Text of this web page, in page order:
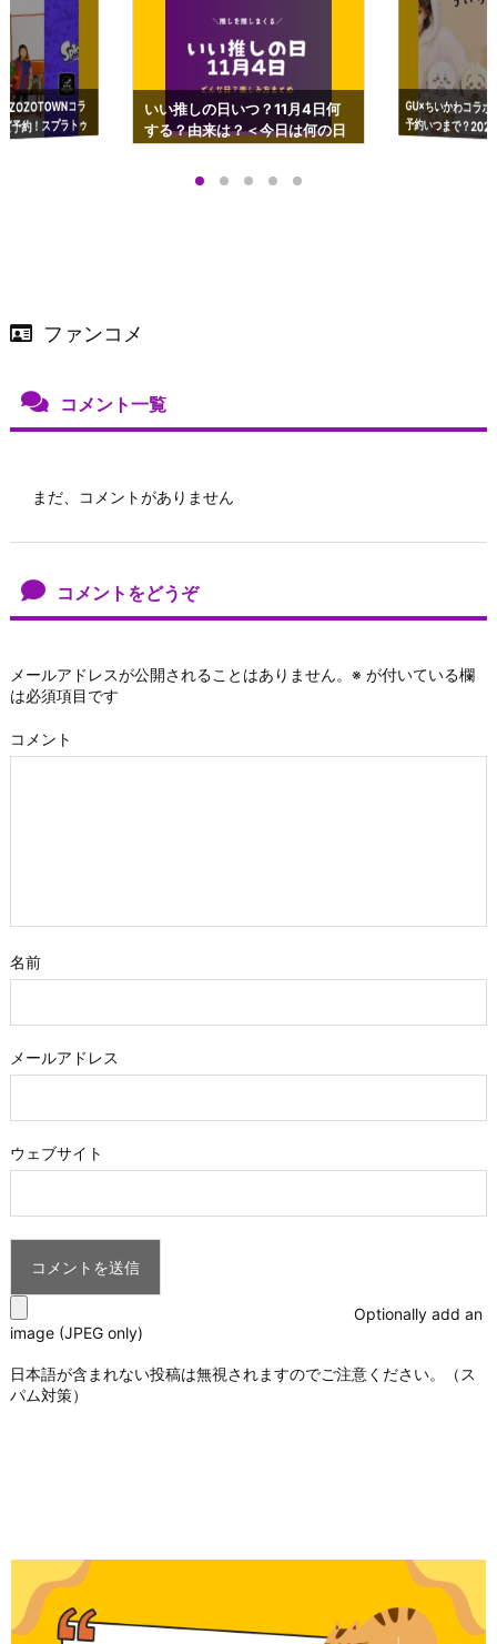
コラ
予約！スプラトゥ
ップも渋谷Hz
いい推しの日いつ？11月4日何
する？由来は？＜今日は何の日
GU×ちいかわコラ
予約いつまで？
ーチやショルダー
ファンコメ
コメント一覧
まだ、コメントがありません
コメントをどうぞ
メールアドレスが公開されることはありません。 ※ が付いている欄
は必須項目です
コメント
名前
メールアドレス
ウェブサイト
Optionally add an
image (JPEG only)
日本語が含まれない投稿は無視されますのでご注意ください。（ス
パム対策）